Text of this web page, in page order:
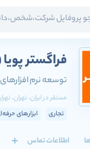
فراگستر پویا
توسعه نرم
مستقر درایران، تهران،
تجاری
ابزارهای
اطلاعات تماس